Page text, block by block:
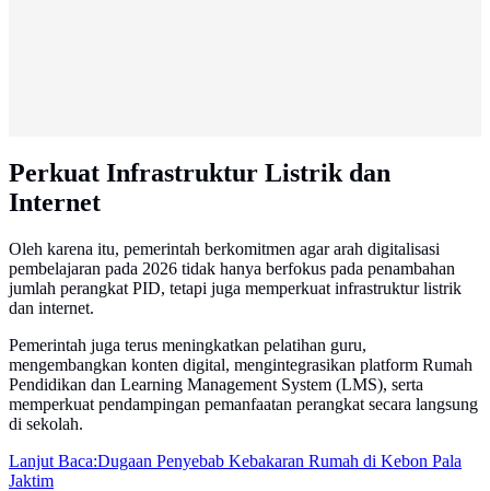
Perkuat Infrastruktur Listrik dan
Internet
Oleh karena itu, pemerintah berkomitmen agar arah digitalisasi
pembelajaran pada 2026 tidak hanya berfokus pada penambahan
jumlah perangkat PID, tetapi juga memperkuat infrastruktur listrik
dan internet.
Pemerintah juga terus meningkatkan pelatihan guru,
mengembangkan konten digital, mengintegrasikan platform Rumah
Pendidikan dan Learning Management System (LMS), serta
memperkuat pendampingan pemanfaatan perangkat secara langsung
di sekolah.
Lanjut Baca:Dugaan Penyebab Kebakaran Rumah di Kebon Pala
Jaktim